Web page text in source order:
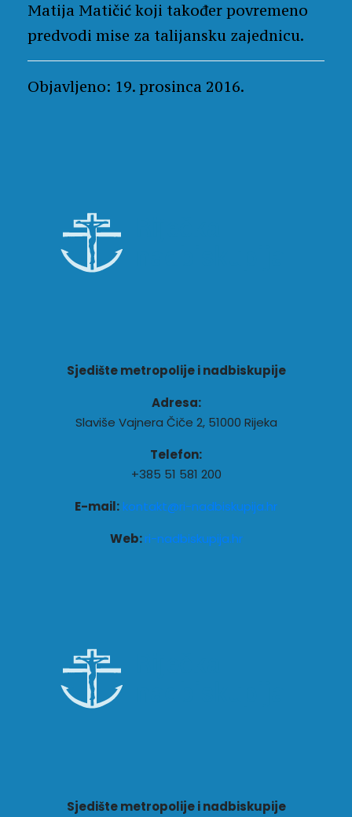
Matija Matičić koji također povremeno
predvodi mise za talijansku zajednicu.
Objavljeno: 19. prosinca 2016.
Sjedište metropolije i nadbiskupije
Adresa:
Slaviše Vajnera Čiče 2, 51000 Rijeka
Telefon:
+385 51 581 200
E-mail: kontakt@ri-nadbiskupija.hr
Web:ri-nadbiskupija.hr
Sjedište metropolije i nadbiskupije